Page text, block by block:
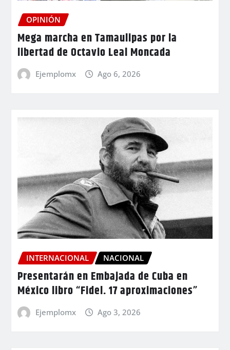
OPINIÓN
Mega marcha en Tamaulipas por la
libertad de Octavio Leal Moncada
Ejemplomx Ago 6, 2026
INTERNACIONAL NACIONAL
Presentarán en Embajada de Cuba en
México libro “Fidel. 17 aproximaciones”
Ejemplomx Ago 3, 2026